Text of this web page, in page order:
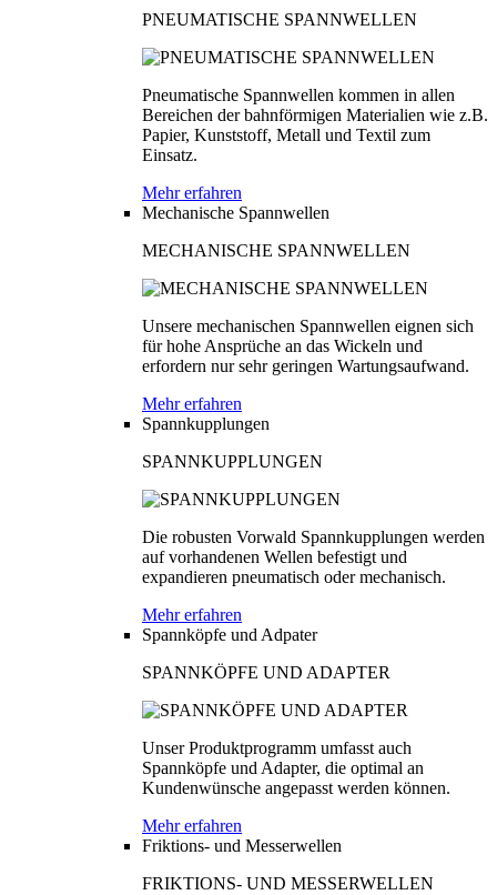
PNEUMATISCHE SPANNWELLEN
Pneumatische Spannwellen kommen in allen
Bereichen der bahnförmigen Materialien wie z.B.
Papier, Kunststoff, Metall und Textil zum
Einsatz.
Mehr erfahren
Mechanische Spannwellen
MECHANISCHE SPANNWELLEN
Unsere mechanischen Spannwellen eignen sich
für hohe Ansprüche an das Wickeln und
erfordern nur sehr geringen Wartungsaufwand.
Mehr erfahren
Spannkupplungen
SPANNKUPPLUNGEN
Die robusten Vorwald Spannkupplungen werden
auf vorhandenen Wellen befestigt und
expandieren pneumatisch oder mechanisch.
Mehr erfahren
Spannköpfe und Adpater
SPANNKÖPFE UND ADAPTER
Unser Produktprogramm umfasst auch
Spannköpfe und Adapter, die optimal an
Kundenwünsche angepasst werden können.
Mehr erfahren
Friktions- und Messerwellen
FRIKTIONS- UND MESSERWELLEN